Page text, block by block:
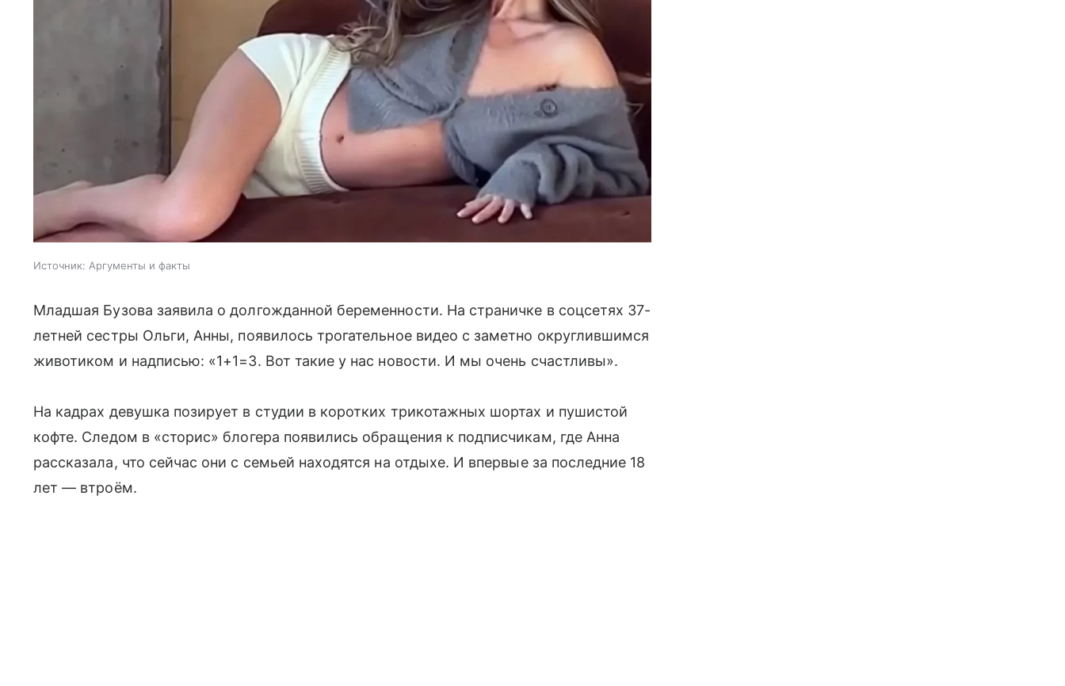
Источник: Аргументы и факты
Младшая Бузова заявила о долгожданной беременности. На страничке в соцсетях 37-
летней сестры Ольги, Анны, появилось трогательное видео с заметно округлившимся
животиком и надписью: «1+1=3. Вот такие у нас новости. И мы очень счастливы».
На кадрах девушка позирует в студии в коротких трикотажных шортах и пушистой
кофте. Следом в «сторис» блогера появились обращения к подписчикам, где Анна
рассказала, что сейчас они с семьей находятся на отдыхе. И впервые за последние 18
лет — втроём.